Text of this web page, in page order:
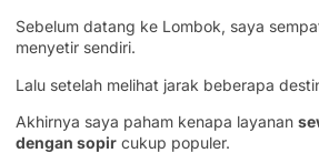
Sebelum datang ke Lombok, saya
menyetir sendiri.
Lalu setelah melihat jarak beberapa
Akhirnya saya paham kenapa layanan
dengan sopir cukup populer.